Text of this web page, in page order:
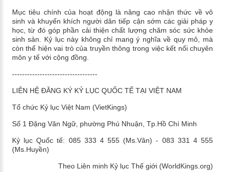
Mục tiêu chính của hoạt động là nâng cao nhận thức về vô
sinh và khuyến khích người dân tiếp cận sớm các giải pháp y
học, từ đó góp phần cải thiện chất lượng chăm sóc sức khỏe
sinh sản. Kỷ lục này không chỉ mang ý nghĩa về quy mô, mà
còn thể hiện vai trò của truyền thông trong việc kết nối chuyên
môn y tế với cộng đồng.
----------------------------------
LIÊN HỆ ĐĂNG KÝ KỶ LỤC QUỐC TẾ TẠI VIỆT NAM
Tổ chức Kỷ lục Việt Nam (VietKings)
Số 1 Đặng Văn Ngữ, phường Phú Nhuận, Tp.Hồ Chí Minh
Kỷ lục Quốc tế: 085 333 4 555 (Ms.Vân) - 083 331 4 555
(Ms.Huyền)
Theo Liên minh Kỷ lục Thế giới (WorldKings.org)